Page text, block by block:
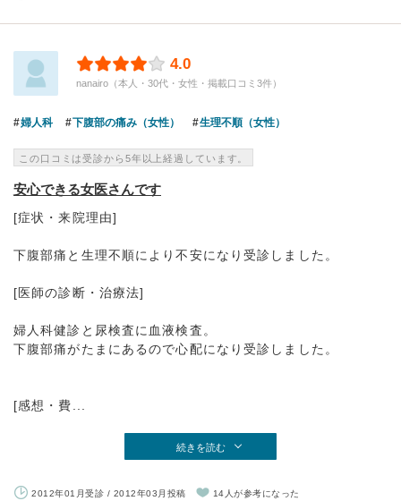
4.0
nanairo（本人・30代・女性・掲載口コミ3件）
婦人科 下腹部の痛み（女性） 生理不順（女性）
この口コミは受診から5年以上経過しています。
安心できる女医さんです
[症状・来院理由]
下腹部痛と生理不順により不安になり受診しました。
[医師の診断・治療法]
婦人科健診と尿検査に血液検査。
下腹部痛がたまにあるので心配になり受診しました。
[感想・費...
続きを読む
2012年01月受診 / 2012年03月投稿 14人が参考になった